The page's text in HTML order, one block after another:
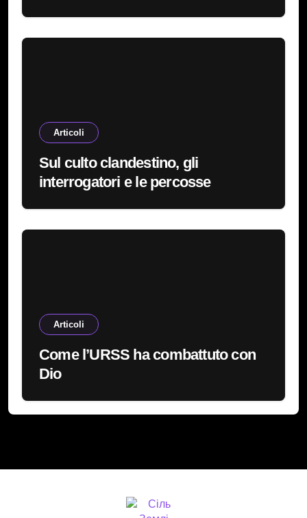
Articoli
Sul culto clandestino, gli
interrogatori e le percosse
Articoli
Come l’URSS ha combattuto con
Dio